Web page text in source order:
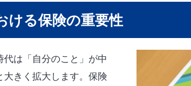
ける保険の重要性
は「自分のこと」が中
きく拡大します。保険